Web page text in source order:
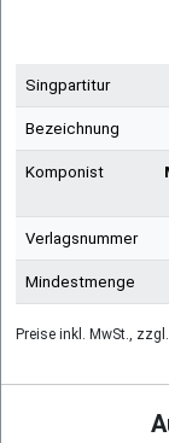
Singpartitur
Bezeichnung
Komponist
Verlagsnummer
Mindestmenge
Preise inkl. MwSt.,